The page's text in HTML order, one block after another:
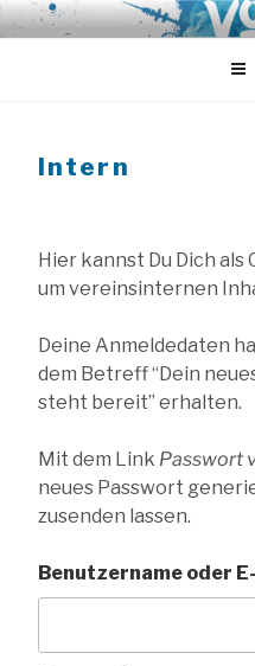
Zum
InhaltVOCAL
A-Cappella aus
Intern
Hier kannst Du Dich
um vereinsinternen
Deine Anmeldedaten
dem Betreff “Dein
steht bereit” erhalten.
Mit dem Link Passwort
neues Passwort
zusenden lassen.
Benutzername oder